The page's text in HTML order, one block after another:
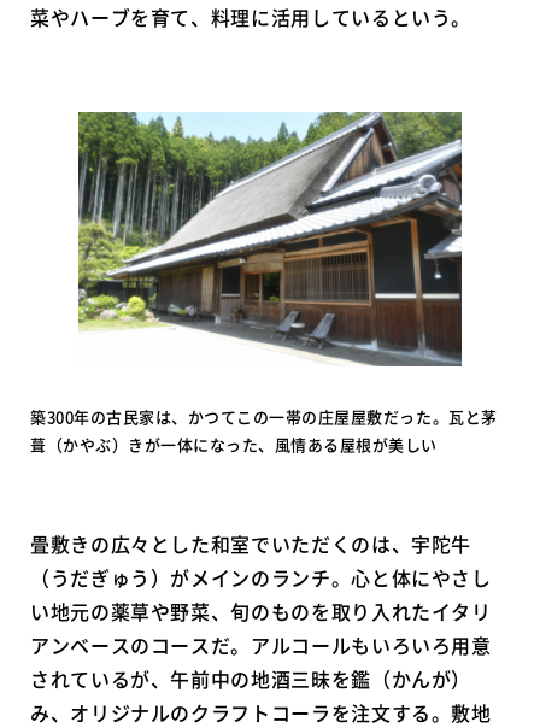
菜やハーブを育て、料理に活用しているという。
築300年の古民家は、かつてこの一帯の庄屋屋敷だった。瓦と茅
葺（かやぶ）きが一体になった、風情ある屋根が美しい
畳敷きの広々とした和室でいただくのは、宇陀牛
（うだぎゅう）がメインのランチ。心と体にやさし
い地元の薬草や野菜、旬のものを取り入れたイタリ
アンベースのコースだ。アルコールもいろいろ用意
されているが、午前中の地酒三昧を鑑（かんが）
み、オリジナルのクラフトコーラを注文する。敷地